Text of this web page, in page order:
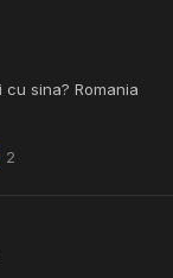
sina? Romania
2